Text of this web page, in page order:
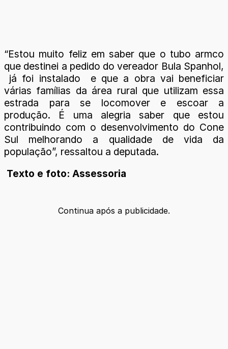
“Estou muito feliz em saber que o tubo armco
que destinei a pedido do vereador Bula Spanhol,
já foi instalado e que a obra vai beneficiar
várias famílias da área rural que utilizam essa
estrada para se locomover e escoar a
produção. É uma alegria saber que estou
contribuindo com o desenvolvimento do Cone
Sul melhorando a qualidade de vida da
população”, ressaltou a deputada.
Texto e foto: Assessoria
Continua após a publicidade.